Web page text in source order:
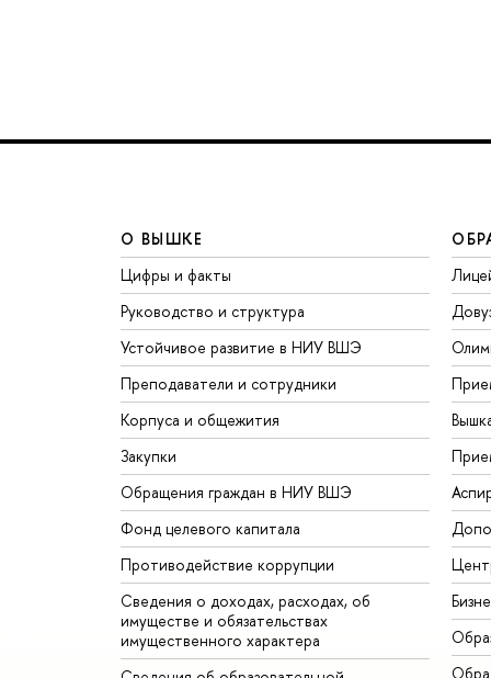
О ВЫШКЕ
Цифры и факты
Руководство и структура
Устойчивое развитие в НИУ ВШЭ
Преподаватели и сотрудники
Корпуса и общежития
Закупки
Обращения граждан в НИУ ВШЭ
Фонд целевого капитала
Противодействие коррупции
Сведения о доходах, расходах, об
имуществе и обязательствах
имущественного характера